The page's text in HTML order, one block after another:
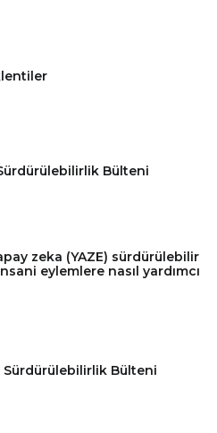
Bülteni
zeka (YAZE) sürdürülebilir
eylemlere nasıl yardımcı
Sürdürülebilirlik Bülteni